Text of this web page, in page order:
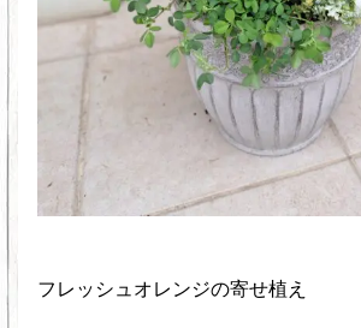
フレッシュオレンジの寄せ植え